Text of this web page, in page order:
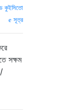
কুইসিতো
সূত্র
সক্ষম
/